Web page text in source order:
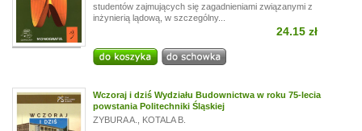
studentów zajmujących się zagadnieniami związanymi z
inżynierią lądową, w szczególny...
24.15 zł
Wczoraj i dziś Wydziału Budownictwa w roku 75-lecia
powstania Politechniki Śląskiej
ZYBURA A.
KOTALA B.